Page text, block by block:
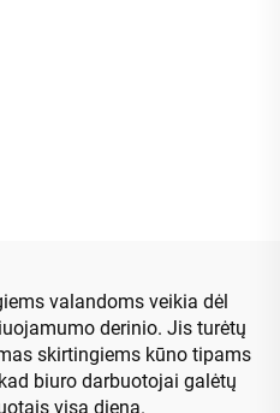
valandoms veikia dėl
derinio. Jis turėtų
skirtingiems kūno tipams
biuro darbuotojai galėtų
visą dieną.